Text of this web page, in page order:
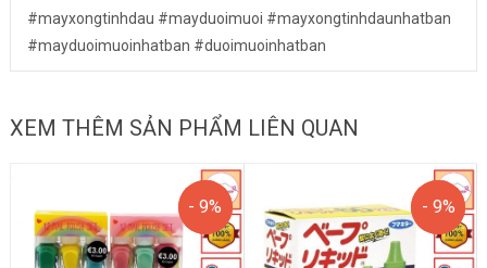
#mayxongtinhdau #mayduoimuoi #mayxongtinhdaunhatban
#mayduoimuoinhatban #duoimuoinhatban
XEM THÊM SẢN PHẨM LIÊN QUAN
- 9%
- 9% - 9%
- 9%